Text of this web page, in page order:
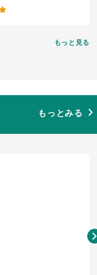
もっと見る
もっとみる